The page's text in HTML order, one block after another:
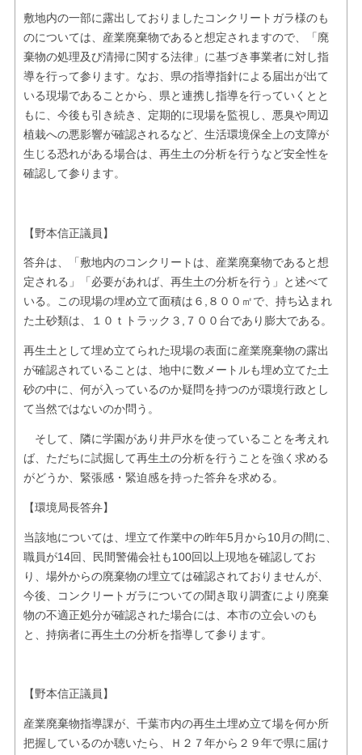
敷地内の一部に露出しておりましたコンクリートガラ様のも
のについては、産業廃棄物であると想定されますので、「廃
棄物の処理及び清掃に関する法律」に基づき事業者に対し指
導を行って参ります。なお、県の指導指針による届出が出て
いる現場であることから、県と連携し指導を行っていくとと
もに、今後も引き続き、定期的に現場を監視し、悪臭や周辺
植栽への悪影響が確認されるなど、生活環境保全上の支障が
生じる恐れがある場合は、再生土の分析を行うなど安全性を
確認して参ります。
【野本信正議員】
答弁は、「敷地内のコンクリートは、産業廃棄物であると想
定される」「必要があれば、再生土の分析を行う」と述べて
いる。この現場の埋め立て面積は６,８００㎡で、持ち込まれ
た土砂類は、１０ｔトラック３,７００台であり膨大である。
再生土として埋め立てられた現場の表面に産業廃棄物の露出
が確認されていることは、地中に数メートルも埋め立てた土
砂の中に、何が入っているのか疑問を持つのが環境行政とし
て当然ではないのか問う。
そして、隣に学園があり井戸水を使っていることを考えれ
ば、ただちに試掘して再生土の分析を行うことを強く求める
がどうか、緊張感・緊迫感を持った答弁を求める。
【環境局長答弁】
当該地については、埋立て作業中の昨年5月から10月の間に、
職員が14回、民間警備会社も100回以上現地を確認してお
り、場外からの廃棄物の埋立ては確認されておりませんが、
今後、コンクリートガラについての聞き取り調査により廃棄
物の不適正処分が確認された場合には、本市の立会いのも
と、持病者に再生土の分析を指導して参ります。
【野本信正議員】
産業廃棄物指導課が、千葉市内の再生土埋め立て場を何か所
把握しているのか聴いたら、Ｈ２７年から２９年で県に届け